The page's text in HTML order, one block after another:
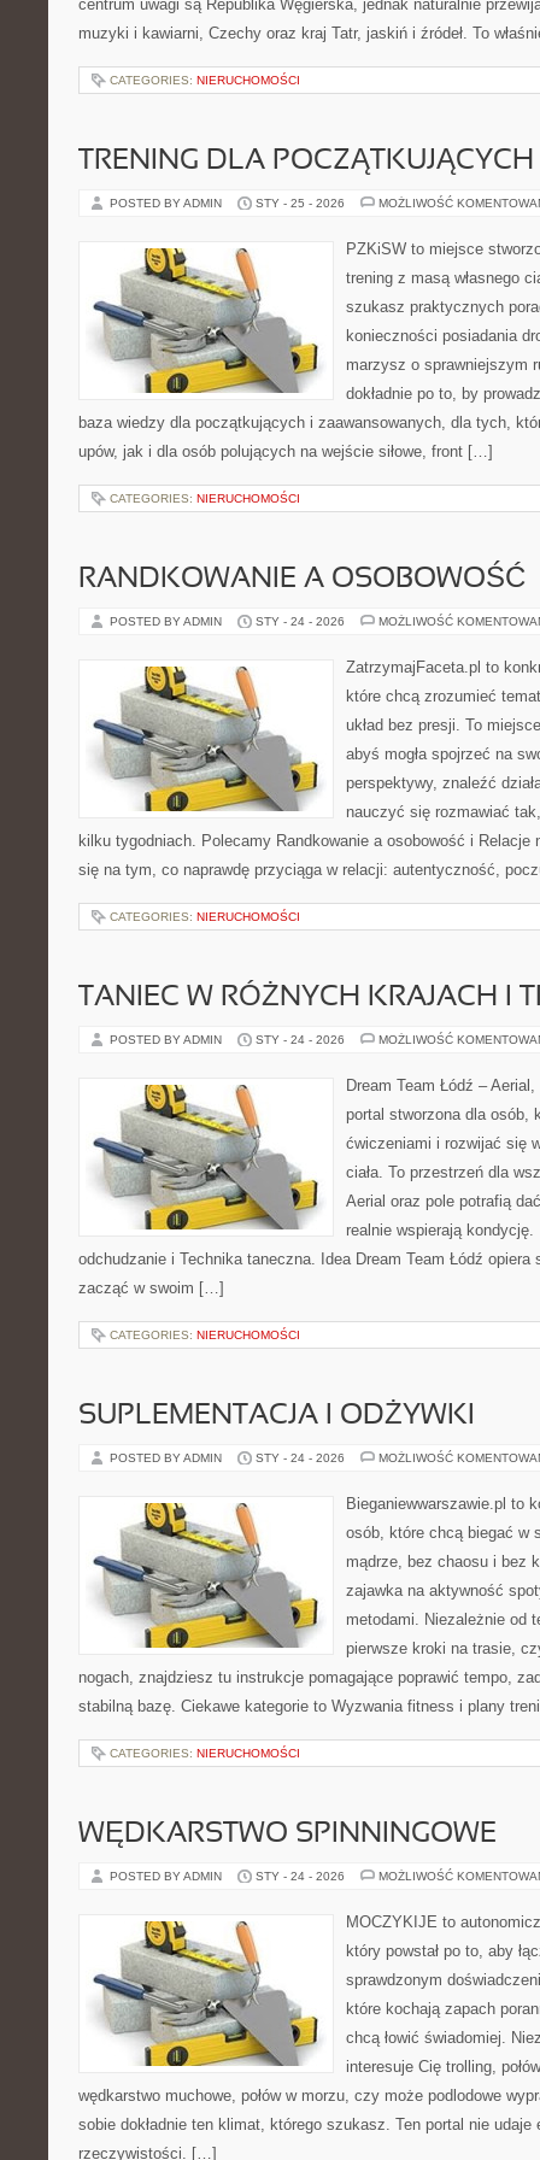
centrum uwagi są Republika Węgierska, jednak naturalnie
muzyki i kawiarni, Czechy oraz kraj Tatr, jaskiń i źródeł. To
CATEGORIES: NIERUCHOMOŚCI
TRENING DLA POCZĄTKUJĄCYCH
POSTED BY ADMIN STY - 25 - 2026 MOŻLIWOŚĆ
PZKiSW to miejsce
trening z masą własnego
szukasz praktycznych
konieczności posiadania
marzysz o sprawniejszym
dokładnie po to, by
baza wiedzy dla początkujących i zaawansowanych, dla tych,
upów, jak i dla osób polujących na wejście siłowe, front […]
CATEGORIES: NIERUCHOMOŚCI
RANDKOWANIE A OSOBOWOŚĆ
POSTED BY ADMIN STY - 24 - 2026 MOŻLIWOŚĆ
ZatrzymajFaceta.pl to
które chcą zrozumieć
układ bez presji. To
abyś mogła spojrzeć na
perspektywy, znaleźć
nauczyć się rozmawiać
kilku tygodniach. Polecamy Randkowanie a osobowość i Relacje
się na tym, co naprawdę przyciąga w relacji: autentyczność,
CATEGORIES: NIERUCHOMOŚCI
TANIEC W RÓŻNYCH KRAJACH I
POSTED BY ADMIN STY - 24 - 2026 MOŻLIWOŚĆ
Dream Team Łódź –
portal stworzona dla osób,
ćwiczeniami i rozwijać się
ciała. To przestrzeń dla
Aerial oraz pole potrafią
realnie wspierają
odchudzanie i Technika taneczna. Idea Dream Team Łódź
zacząć w swoim […]
CATEGORIES: NIERUCHOMOŚCI
SUPLEMENTACJA I ODŻYWKI
POSTED BY ADMIN STY - 24 - 2026 MOŻLIWOŚĆ
Bieganiewwarszawie.pl to
osób, które chcą biegać w
mądrze, bez chaosu i bez
zajawka na aktywność
metodami. Niezależnie od
pierwsze kroki na trasie,
nogach, znajdziesz tu instrukcje pomagające poprawić tempo,
stabilną bazę. Ciekawe kategorie to Wyzwania fitness i plany
CATEGORIES: NIERUCHOMOŚCI
WĘDKARSTWO SPINNINGOWE
POSTED BY ADMIN STY - 24 - 2026 MOŻLIWOŚĆ
MOCZYKIJE to
który powstał po to, aby
sprawdzonym
które kochają zapach
chcą łowić świadomiej.
interesuje Cię trolling,
wędkarstwo muchowe, połów w morzu, czy może podlodowe
sobie dokładnie ten klimat, którego szukasz. Ten portal nie udaje
rzeczywistości. […]